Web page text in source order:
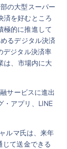
の大型スーパー
済を好むところ
極的に推進して
るデジタル決済
デジタル決済率
は、市場内に大
サービスに進出
・アプリ、LINE
ルマ氏は、来年
て送金できる